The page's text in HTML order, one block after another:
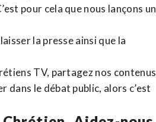
pour cela que nous lançons un
la presse ainsi que la
TV, partagez nos contenus
dans le débat public, alors c’est